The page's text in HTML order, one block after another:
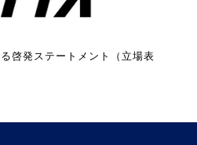
啓発ステートメント（立場表